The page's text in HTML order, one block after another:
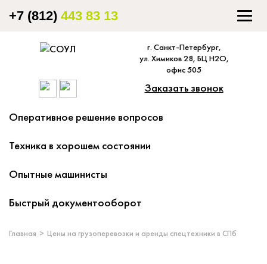
г. Санкт-Петербург,
ул. Химиков 28, БЦ Н2О,
офис 505
Заказать звонок
+7 (812) 443 83 13
Оперативное решение вопросов
Техника в хорошем состоянии
Опытные машинисты
Быстрый документооборот
Главная Цены на грузоперевозки и аренды спецтехники в СПб